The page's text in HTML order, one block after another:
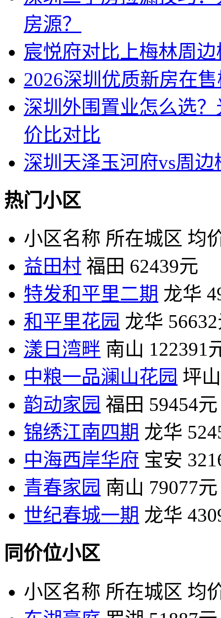
房源？
宸悦府对比上梅林周
2026深圳优质新房在
深圳外围置业怎么选
价比对比
深圳天泽玉河府vs周
热门小区
小区名称 所在城区 均
益田村 福田 62439元
特发和平里二期 龙华
和平里花园 龙华
漾日湾畔 南山 122391
中粮一品澜山花园 坪山
韵动家园 福田 59454元
锦绣江南四期 龙华
中海西岸华府 宝安
青春家园 南山 79077元
世纪春城一期 龙华
同价位小区
小区名称 所在城区 均